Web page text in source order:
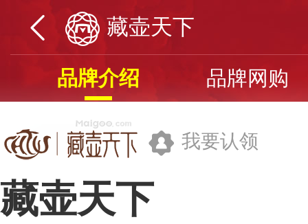
藏壶天下
品牌介绍 品牌网购
我要认领
藏壶天下